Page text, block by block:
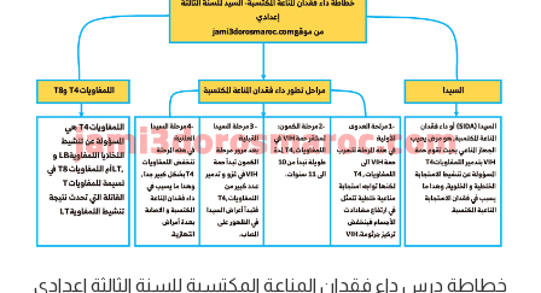
خطاطة درس داء فقدان المناعة المكتسبة للسنة الثالثة اعدادي